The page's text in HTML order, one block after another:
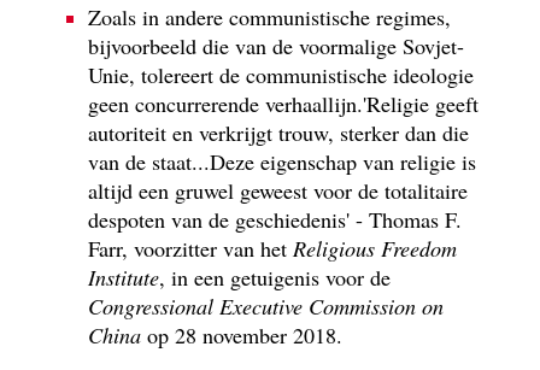
Zoals in andere communistische regimes,
bijvoorbeeld die van de voormalige Sovjet-
Unie, tolereert de communistische ideologie
geen concurrerende verhaallijn.'Religie geeft
autoriteit en verkrijgt trouw, sterker dan die
van de staat...Deze eigenschap van religie is
altijd een gruwel geweest voor de totalitaire
despoten van de geschiedenis' - Thomas F.
Farr, voorzitter van het Religious Freedom
Institute, in een getuigenis voor de
Congressional Executive Commission on
China op 28 november 2018.